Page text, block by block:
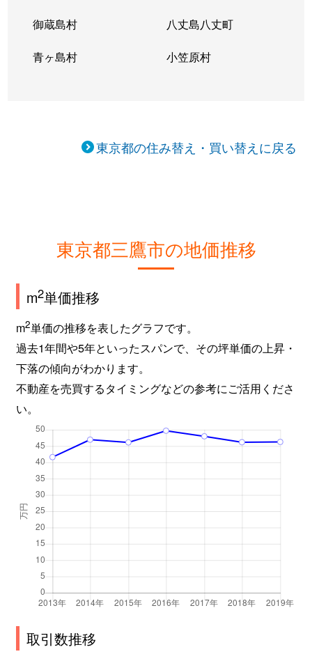
御蔵島村 八丈島八丈町
青ヶ島村 小笠原村
東京都の住み替え・買い替えに戻る
東京都三鷹市の地価推移
m2単価推移
m2単価の推移を表したグラフです。
過去1年間や5年といったスパンで、その坪単価の上昇・
下落の傾向がわかります。
不動産を売買するタイミングなどの参考にご活用くださ
い。
取引数推移